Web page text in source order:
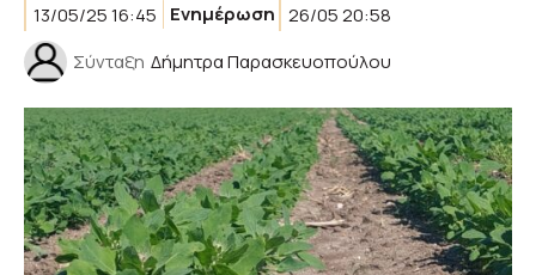
13/05/25 16:45
Ενημέρωση 26/05 20:58
Σύνταξη Δήμητρα Παρασκευοπούλου